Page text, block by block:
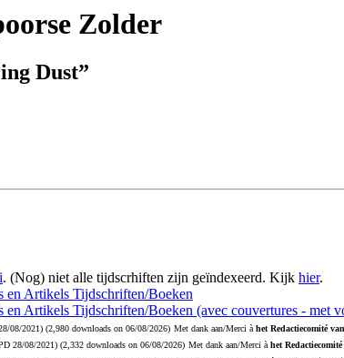
Zolder
Dust”
. (Nog) niet alle tijdscrhiften zijn geïndexeerd. Kijk hier.
en Artikels Tijdschriften/Boeken
Artikels Tijdschriften/Boeken (avec couvertures - met
08/2021) (2,980 downloads on 06/08/2026) Met dank aan/Merci à het Redactiecomité
28/08/2021) (2,332 downloads on 06/08/2026) Met dank aan/Merci à het